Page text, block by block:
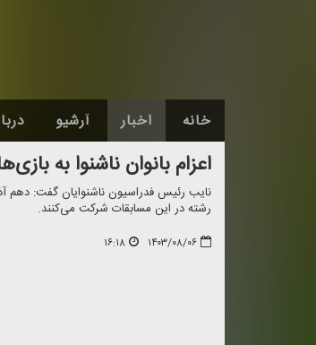
خانه اخبار آرشیو
اعزام بانوان ناشنوا به بازی‌های
رشته در این مسابقات شركت می‌كنند.
۱۴۰۳/۰۸/۰۶ ۱۶:۱۸